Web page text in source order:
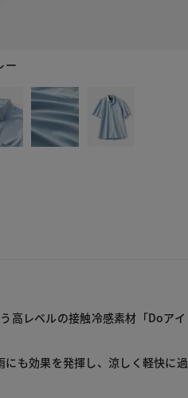
ー
高レベルの接触冷感素材「Doアイ
にも効果を発揮し、涼しく軽快に過